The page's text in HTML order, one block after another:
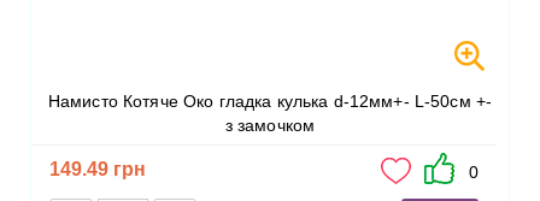
Намисто Котяче Око гладка кулька d-12мм+- L-50см +-
з замочком
149.49 грн 0